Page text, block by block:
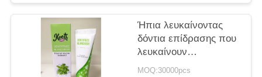
Ήπια λευκαίνοντας
δόντια επίδρασης που
λευκαίνουν
οδοντοπαστών τα
MOQ:30000pcs